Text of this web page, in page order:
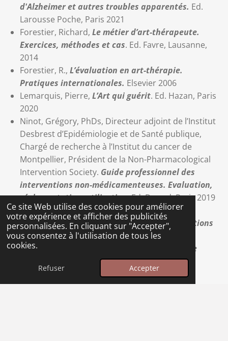
Ce site Web utilise des cookies pour améliorer
votre expérience et afficher des publicités
personnalisées. En cliquant sur "Accepter",
vous consentez à l'utilisation de tous les
cookies.
Refuser Accepter
d'Alzheimer et autres troubles apparentés. Ed.
Larousse Poche, Paris 2021
Forestier, Richard, Le métier d’art-thérapeute.
Exercices, méthodes et cas. Ed. Favre, Lausanne,
2014
Forestier, R., L’évaluation en art-thérapie.
Pratiques internationales. Elsevier 2006
Lemarquis, Pierre, L’Art qui guérit. Ed. Hazan, Paris
2020
Ninot, Grégory, PhDs, Directeur adjoint de l’Institut
Desbrest d’Epidémiologie et de Santé publique,
Chargé de recherche à l’Institut du cancer de
Montpellier, Président de la Non-Pharmacological
Intervention Society. Guide professionnel des
interventions non-médicamenteuses. Evaluation,
réglementation, utilisation.Ed. Dunod, Paris 2019
Platel, Hervé, Thomas-Antérion, Catherine,
Neuropsychologie et art.Théories et applications
cliniques.Ed. De Boeck Solal, Bruxelles, 2013.
Rochon, Michel.
Le cerveau & la musique. Une
odysée fantastique d’art et de science.
MultiMondes, Montréal, Canada. 2018
Van der Kolk, Bessel,Le Corps n'oublie rien. Le